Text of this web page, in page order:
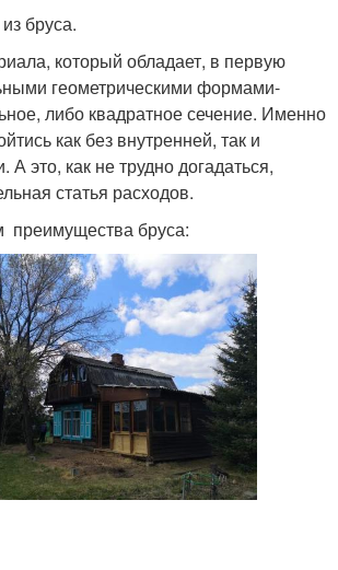
бруса.
который обладает, в первую
геометрическими формами-
либо квадратное сечение. Именно
как без внутренней, так и
А это, как не трудно догадаться,
статья расходов.
преимущества бруса: